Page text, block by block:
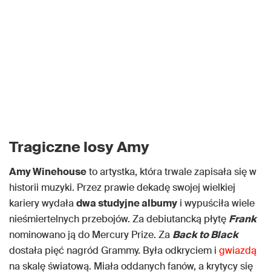
Tragiczne losy Amy
Amy Winehouseto artystka, która trwale zapisała się w
historii muzyki. Przez prawie dekadę swojej wielkiej
kariery wydaładwa studyjne albumy i wypuściła wiele
nieśmiertelnych przebojów. Za debiutancką płytę Frank
nominowano ją do Mercury Prize. Za Back to Black
dostała pięć nagród Grammy. Była odkryciem i gwiazdą
na skalę światową. Miała oddanych fanów, a krytycy się